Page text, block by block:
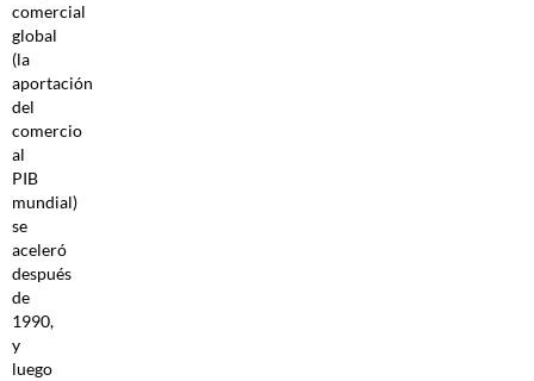
comercial
global
(la
aportación
del
comercio
al
PIB
mundial)
se
aceleró
después
de
1990,
y
luego